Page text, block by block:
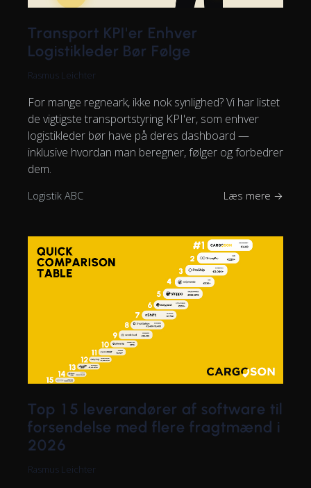
Transport KPI'er Enhver
Logistikleder Bør Følge
Rasmus Leichter
For mange regneark, ikke nok synlighed? Vi har listet
de vigtigste transportstyring KPI'er, som enhver
logistikleder bør have på deres dashboard —
inklusive hvordan man beregner, følger og forbedrer
dem.
Logistik ABC Læs mere →
Top 15 leverandører af software til
forsendelse med flere fragtmænd i
2026
Rasmus Leichter